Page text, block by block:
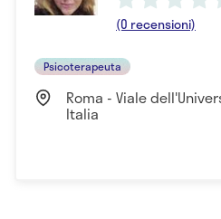
(0 recensioni)
Psicoterapeuta
Roma - Viale
Italia